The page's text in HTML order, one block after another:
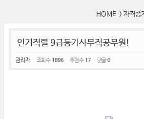
HOME > 자격증
인기직렬 9급등기사무직공무원!
관리자 조회 수 1896 추천 수 17 댓글0